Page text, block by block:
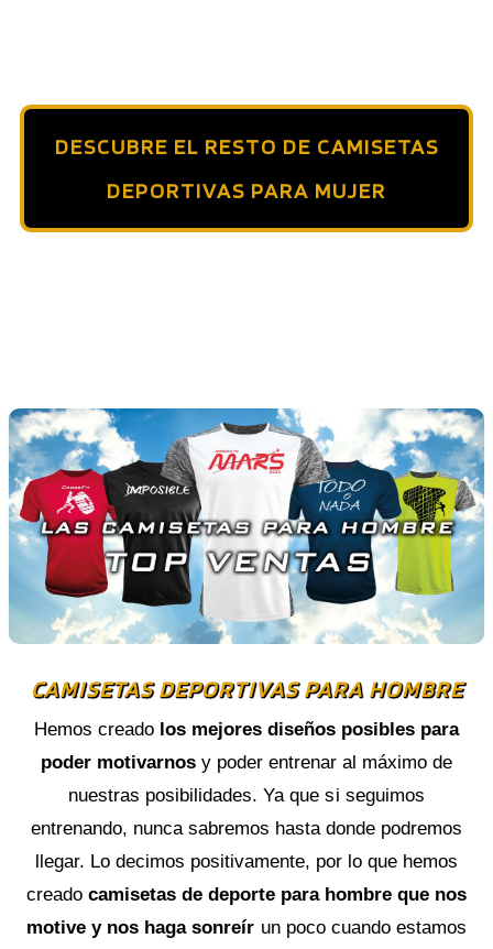
página
de
tiene
múltiples
variantes.
se
pueden
elegir
en
la
página
de
producto
DESCUBRE EL RESTO DE CAMISETAS
DEPORTIVAS PARA MUJER
CAMISETAS DEPORTIVAS PARA HOMBRE
Hemos creado los mejores diseños posibles para
poder motivarnos y poder entrenar al máximo de
nuestras posibilidades. Ya que si seguimos
entrenando, nunca sabremos hasta donde podremos
llegar. Lo decimos positivamente, por lo que hemos
creado camisetas de deporte para hombre que nos
motive y nos haga sonreír un poco cuando estamos